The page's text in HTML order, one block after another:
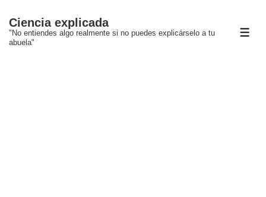
Saltar
Ciencia explicada
"No entiendes algo realmente si no puedes explicárselo a tu
abuela"